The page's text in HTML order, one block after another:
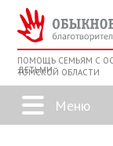
ПОМОЩЬ СЕМЬЯМ С
ДЕТЬМИ
ТОМСКОЙ ОБЛАСТИ